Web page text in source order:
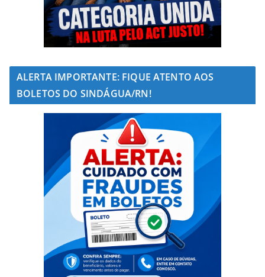
ALERTA IMPORTANTE: FIQUE ATENTO AOS
BOLETOS DO SINDÁGUA/RN!